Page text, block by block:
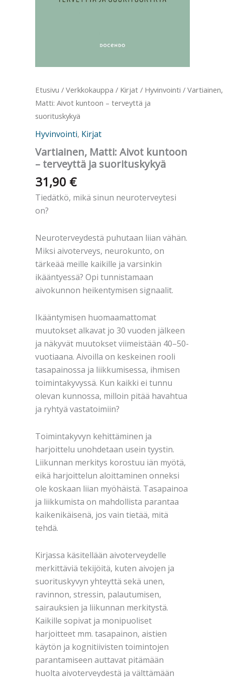
Etusivu / Verkkokauppa / Kirjat / Hyvinvointi / Vartiainen,
Matti: Aivot kuntoon – terveyttä ja
suorituskykyä
Hyvinvointi, Kirjat
Vartiainen, Matti: Aivot kuntoon
– terveyttä ja suorituskykyä
31,90 €
Tiedätkö, mikä sinun ­neuroterveytesi
on?
Neuroterveydestä puhutaan liian vähän.
Miksi aivoterveys, neurokunto, on
tärkeää meille kaikille ja varsinkin
ikääntyessä? Opi tunnistamaan
aivokunnon heikentymisen signaalit.
Ikääntymisen huomaamattomat
muutokset alkavat jo 30 vuoden jälkeen
ja näkyvät muutokset viimeistään 40–50-
vuotiaana. Aivoilla on keskeinen rooli
tasapainossa ja liikkumisessa, ihmisen
toimintakyvyssä. Kun kaikki ei tunnu
olevan kunnossa, milloin pitää havahtua
ja ryhtyä vastatoimiin?
Toimintakyvyn kehittäminen ja
harjoittelu unohdetaan usein tyystin.
Liikunnan merkitys korostuu iän myötä,
eikä harjoittelun aloittaminen onneksi
ole koskaan liian myöhäistä. Tasapainoa
ja liikkumista on mahdollista parantaa
kaikenikäisenä, jos vain tietää, mitä
tehdä.
Kirjassa käsitellään aivoterveydelle
merkittäviä tekijöitä, kuten aivojen ja
suorituskyvyn yhteyttä sekä unen,
ravinnon, stressin, palautumisen,
sairauksien ja liikunnan merkitystä.
Kaikille sopivat ja monipuoliset
harjoitteet mm. tasapainon, aistien
käytön ja kognitiivisten toimintojen
parantamiseen auttavat pitämään
huolta aivo­terveydestä ja välttämään